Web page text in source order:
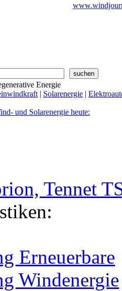
Energie
| Solarenergie |
und Solarenergie heute:
Tennet
Erneuerbare
Windenergie